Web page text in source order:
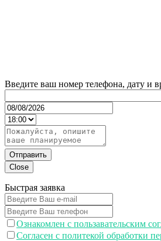
Введите ваш номер телефона, дату и
Отправить
Close
Быстрая заявка
Ознакомлен с пользавательским
Согласен с политекой обработки